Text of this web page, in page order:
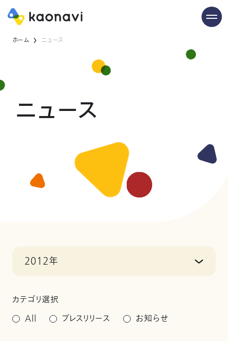
ホーム ニュース
ニュース
2012年
カテゴリ選択
All
プレスリリース お知らせ